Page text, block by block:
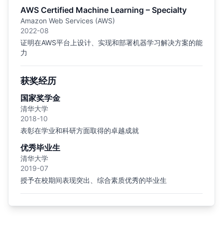
AWS Certified Machine Learning – Specialty
Amazon Web Services (AWS)
2022-08
证明在AWS平台上设计、实现和部署机器学习解决方案的能
力
获奖经历
国家奖学金
清华大学
2018-10
表彰在学业和科研方面取得的卓越成就
优秀毕业生
清华大学
2019-07
授予在校期间表现突出、综合素质优秀的毕业生